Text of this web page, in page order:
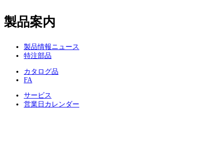
製品案内
製品情報ニュース
特注部品
カタログ品
FA
サービス
営業日カレンダー